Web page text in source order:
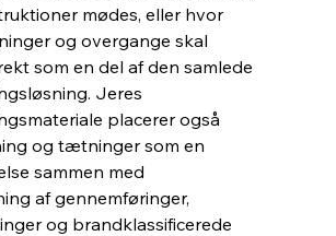
mødes, eller hvor
og overgange skal
som en del af den samlede
Jeres
placerer også
og tætninger som en
sammen med
af gennemføringer,
og brandklassificerede